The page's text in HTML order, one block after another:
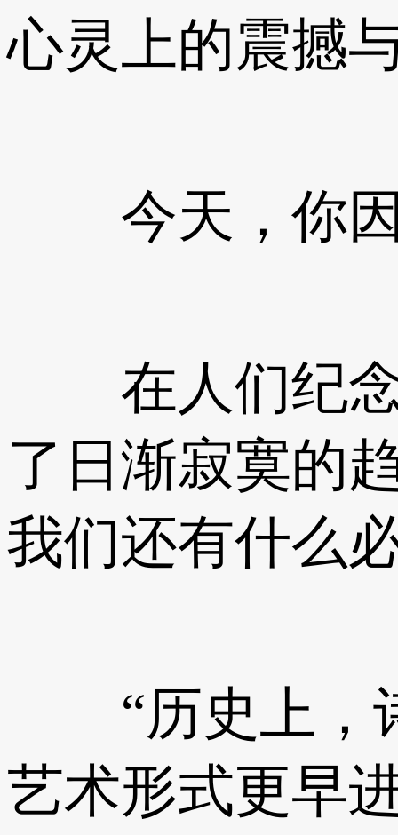
心灵上的震撼
今天，你因
在人们纪念
了日渐寂寞的
我们还有什么
“历史上，诗
艺术形式更早